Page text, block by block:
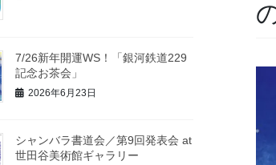
7/26新年開運WS！「銀河鉄道229
記念お茶会」
2026年6月23日
シャンバラ書道会／第9回発表会 at
世田谷美術館ギャラリー